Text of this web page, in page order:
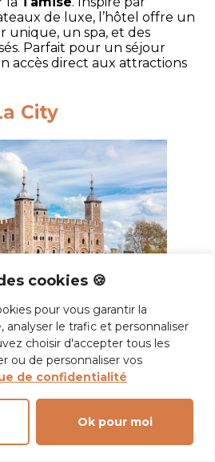
cookies 🍪
pour vous garantir la
analyser le trafic et personnaliser
choisir d'accepter tous les
ou de personnaliser vos
de confidentialité
Ok pour moi
de luxe, l’hôtel offre un
unique, un spa, et des
Parfait pour un séjour
accès direct aux attractions
City
à Londres tout en étant
de modernité,La City
et de sites emblématiques
et laCathédrale